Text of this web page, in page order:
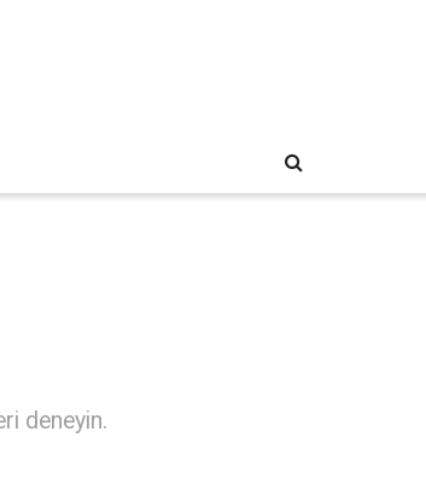
deneyin.